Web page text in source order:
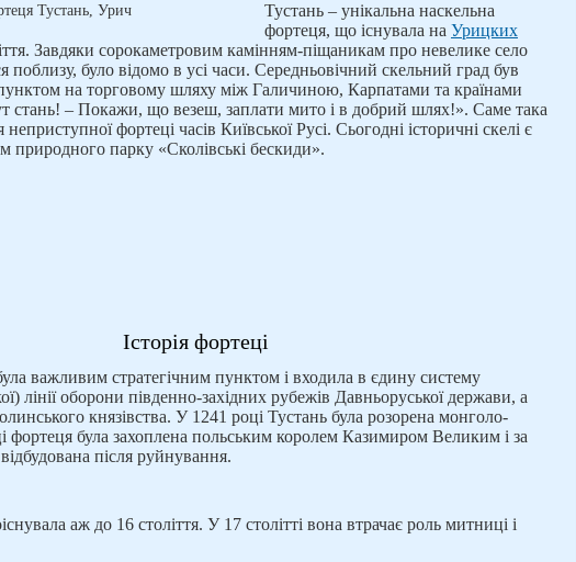
Тустань – унікальна наскельна
фортеця, що існувала на Урицких
Завдяки сорокаметровим камінням-піщаникам про невелике село
поблизу, було відомо в усі часи. Середньовічний скельний град був
на торговому шляху між Галичиною, Карпатами та країнами
стань! – Покажи, що везеш, заплати мито і в добрий шлях!». Саме така
фортеці часів Київської Русі. Сьогодні історичні скелі є
природного парку «Сколівські бескиди».
Історія фортеці
важливим стратегічним пунктом і входила в єдину систему
лінії оборони південно-західних рубежів Давньоруської держави, а
князівства. У 1241 році Тустань була розорена монголо-
фортеця була захоплена польським королем Казимиром Великим і за
після руйнування.
аж до 16 століття. У 17 столітті вона втрачає роль митниці і